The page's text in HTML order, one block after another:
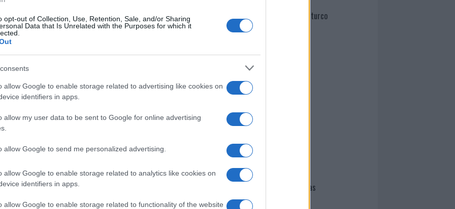
opt-out of Collection, Use, Retention, Sale, and/or Sharing
Data that Is Unrelated with the Purposes for which it
allow Google to enable storage related to advertising like cookies on
identifiers in apps.
allow my user data to be sent to Google for online advertising
allow Google to send me personalized advertising.
allow Google to enable storage related to analytics like cookies on
identifiers in apps.
allow Google to enable storage related to functionality of the website
Prossimo articolo
Martina Agostina Diturco
I nostri cari
I nostri cari
Giovannimaria Cabras